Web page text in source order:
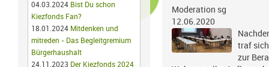
04.03.2024 Bist Du schon
Kiezfonds Fan?
18.01.2024 Mitdenken und
mitreden - Das Begleitgremium
Bürgerhaushalt
24.11.2023 Der Kiezfonds 2024
Moderation sg
12.06.2020
traf
zur